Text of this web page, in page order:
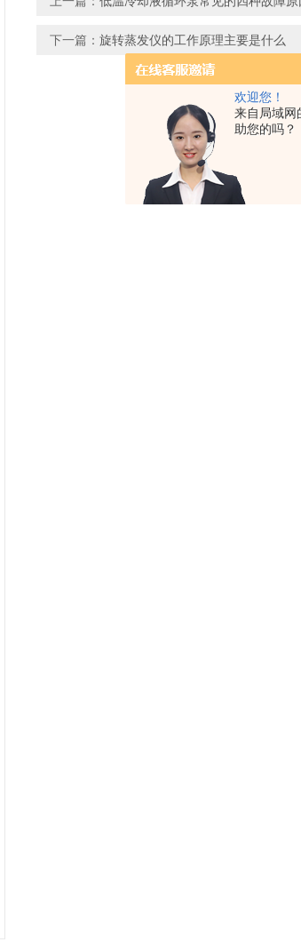
欢迎您！
来自局域网
助您的吗？
下一篇： 旋转蒸发仪的工作原理主要是什么